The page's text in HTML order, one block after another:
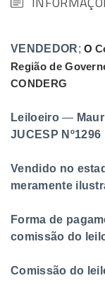
VENDEDOR;O
Região de
CONDERG
Leiloeiro—
JUCESP Nº1296
Vendido no
meramente
Forma de
comissão do
Comissão do